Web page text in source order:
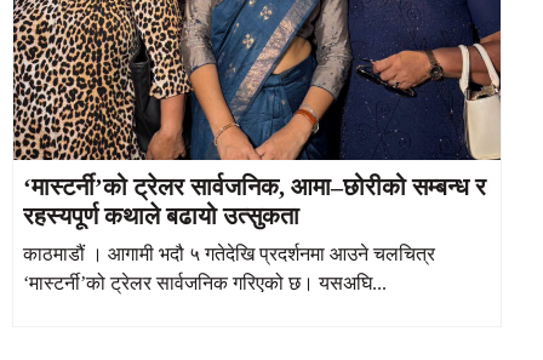
‘मास्टर्नी’को ट्रेलर सार्वजनिक, आमा–छोरीको सम्बन्ध र
रहस्यपूर्ण कथाले बढायो उत्सुकता
काठमाडौं । आगामी भदौ ५ गतेदेखि प्रदर्शनमा आउने चलचित्र
‘मास्टर्नी’को ट्रेलर सार्वजनिक गरिएको छ। यसअघि...